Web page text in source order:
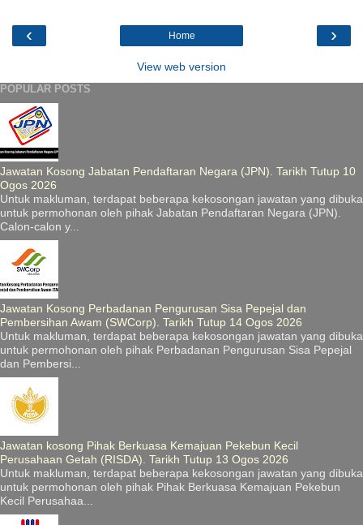
‹ ›
Home
View web version
POPULAR POSTS
Jawatan Kosong Jabatan Pendaftaran Negara (JPN). Tarikh Tutup 10
Ogos 2026
Untuk makluman, terdapat beberapa kekosongan jawatan yang dibuka
untuk permohonan oleh pihak Jabatan Pendaftaran Negara (JPN).
Calon-calon y...
Jawatan Kosong Perbadanan Pengurusan Sisa Pepejal dan
Pembersihan Awam (SWCorp). Tarikh Tutup 14 Ogos 2026
Untuk makluman, terdapat beberapa kekosongan jawatan yang dibuka
untuk permohonan oleh pihak Perbadanan Pengurusan Sisa Pepejal
dan Pembersi...
Jawatan kosong Pihak Berkuasa Kemajuan Pekebun Kecil
Perusahaan Getah (RISDA). Tarikh Tutup 13 Ogos 2026
Untuk makluman, terdapat beberapa kekosongan jawatan yang dibuka
untuk permohonan oleh pihak Pihak Berkuasa Kemajuan Pekebun
Kecil Perusahaa...